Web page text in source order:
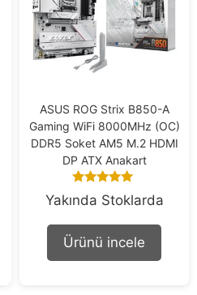
ASUS ROG Strix B850-A
Gaming WiFi 8000MHz (OC)
DDR5 Soket AM5 M.2 HDMI
DP ATX Anakart
5.00
out of 5
Yakında Stoklarda
Ürünü incele